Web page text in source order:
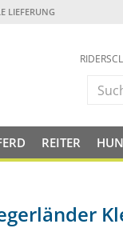
LIEFERUNG
REITER